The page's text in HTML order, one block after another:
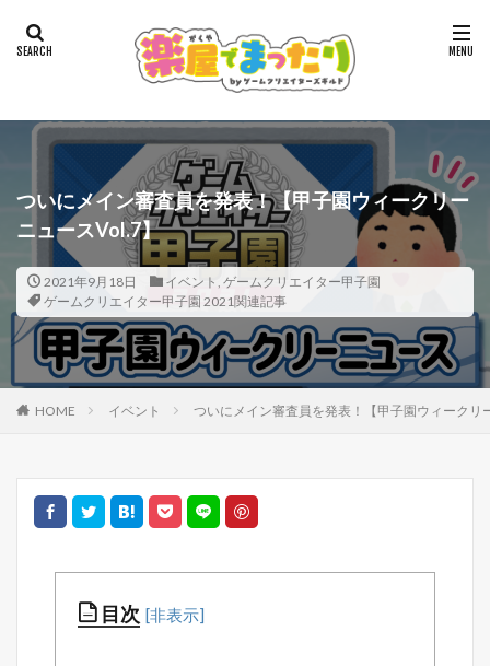
ついにメイン審査員を発表！【甲子園ウィークリー
ニュースVol.7】
2021年9月18日 イベント , ゲームクリエイター甲子園
ゲームクリエイター甲子園 2021関連記事
HOME イベント ついにメイン審査員を発表！【甲子園ウィークリ
目次